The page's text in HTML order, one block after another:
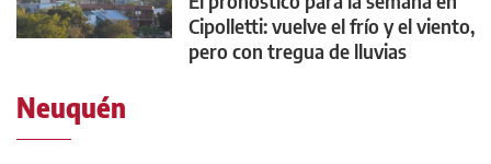
Cipolletti: vuelve el frío y el viento,
pero con tregua de lluvias
Neuquén